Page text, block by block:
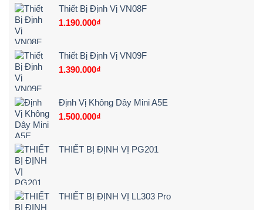
5Máy
Điện
Rẻ
–
cảnh
xe
Thiết Bị Định Vị VN08F
1.190.000₫
Thiết Bị Định Vị VN09F
1.390.000₫
Định Vị Không Dây Mini A5E
1.500.000₫
THIẾT BỊ ĐỊNH VỊ PG201
THIẾT BỊ ĐỊNH VỊ LL303 Pro